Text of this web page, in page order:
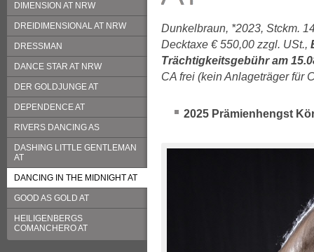
DIMENSION AT NRW
DREIDIMENSIONAL AT NRW
DRESSMAN
DANCE STAR AT NRW
DER GOLDJUNGE AT
DEPENDENCE AT
RIVERS DANCING AS
DASHING LITTLE GENTLEMAN
AT
DANCING IN THE MIDNIGHT AT
GOOD AS GOLD AT
HEILIGENBERGS
COMANCHERO AT
Dunkelbraun, *2023, Stckm.
Decktaxe € 550,00 zzgl. USt.,
Trächtigkeitsgebühr am
CA frei (kein Anlageträger für
2025 Prämienhengst